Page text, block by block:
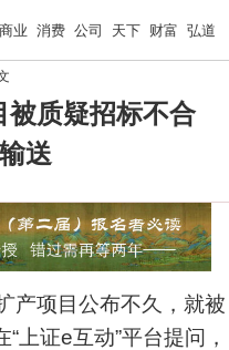
商业 消费 公司 天下 财富 弘道
被质疑招标不合
送
产项目公布不久，就被
上证e互动”平台提问，